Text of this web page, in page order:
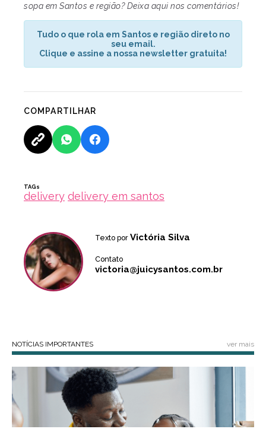
sopa em Santos e região? Deixa aqui nos comentários!
Tudo o que rola em Santos e região direto no
seu email.
Clique e assine a nossa newsletter gratuita!
COMPARTILHAR
TAGs
delivery delivery em santos
Texto por Victória Silva
Contato
victoria@juicysantos.com.br
NOTÍCIAS IMPORTANTES ver mais